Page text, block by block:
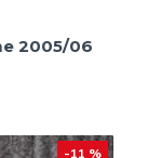
2005/06
-11 %